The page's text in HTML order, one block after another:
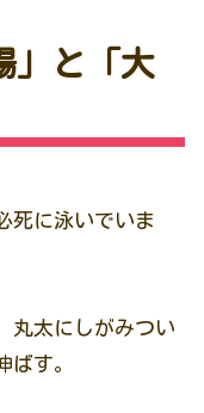
」と「大
死に泳いでいま
丸太にしがみつい
ばす。